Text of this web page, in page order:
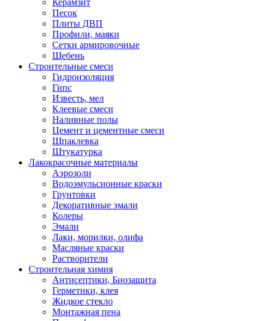
Керамзит
Песок
Плиты ДВП
Профили, маяки
Сетки армировочные
Щебень
Строительные смеси
Гидроизоляция
Гипс
Известь, мел
Клеевые смеси
Наливные полы
Цемент и цементные смеси
Шпаклевка
Штукатурка
Лакокрасочные материалы
Аэрозоли
Водоэмульсионные краски
Грунтовки
Декоративные эмали
Колеры
Эмали
Лаки, морилки, олифа
Масляные краски
Растворители
Строительная химия
Антисептики, Биозащита
Герметики, клея
Жидкое стекло
Монтажная пена